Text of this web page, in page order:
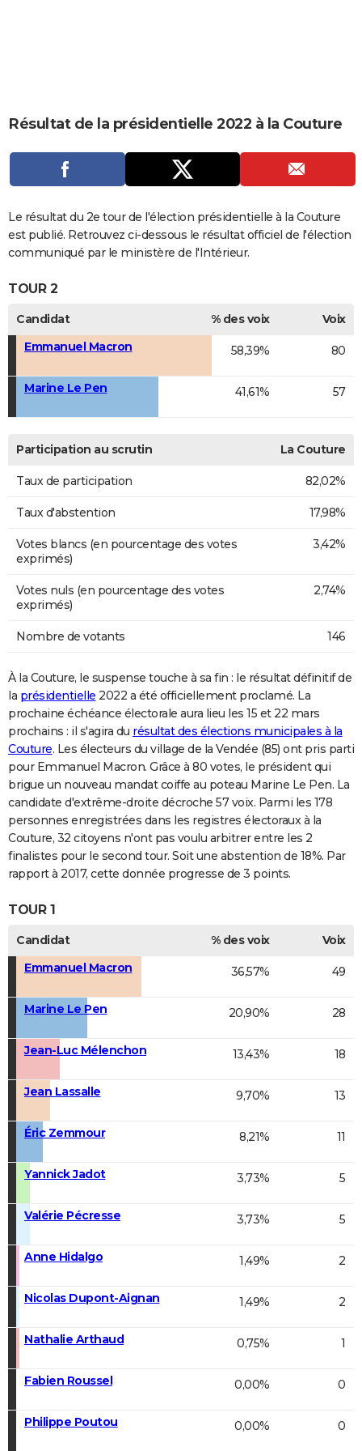
CARTE DE VOEUX
DICTIONNAIRE
Dictionnaire
Biographies
Expressions
Proverbes
PROGRAMME TV
COPAINS D'AVANT
S'inscrire
Se connecter
Lycées
Collèges
Primaires
Universités
Entreprises
Service militaire
Avis de recherche
AVIS DE DÉCÈS
FORUM
Bricolage
Culture
Television
Voyage
Résultat de la présidentielle 2022 à la Couture
Le résultat du 2e tour de l'élection présidentielle à la Couture
est publié. Retrouvez ci-dessous le résultat officiel de l'élection
communiqué par le ministère de l'Intérieur.
TOUR 2
Candidat % des voix
Voix
Emmanuel Macron
58,39% 80
Marine Le Pen 41,61% 57
Participation au scrutin La Couture
Taux de participation 82,02%
Taux d'abstention 17,98%
Votes blancs (en pourcentage des votes
exprimés)
3,42%
Votes nuls (en pourcentage des votes
exprimés)
2,74%
Nombre de votants 146
À la Couture, le suspense touche à sa fin : le résultat définitif de
la présidentielle 2022 a été officiellement proclamé. La
prochaine échéance électorale aura lieu les 15 et 22 mars
prochains : il s'agira du résultat des élections municipales à la
Couture. Les électeurs du village de la Vendée (85) ont pris parti
pour Emmanuel Macron. Grâce à 80 votes, le président qui
brigue un nouveau mandat coiffe au poteau Marine Le Pen. La
candidate d'extrême-droite décroche 57 voix. Parmi les 178
personnes enregistrées dans les registres électoraux à la
Couture, 32 citoyens n'ont pas voulu arbitrer entre les 2
finalistes pour le second tour. Soit une abstention de 18%. Par
rapport à 2017, cette donnée progresse de 3 points.
TOUR 1
Candidat % des voix
Voix
Emmanuel Macron
36,57% 49
Marine Le Pen 20,90% 28
Jean-Luc Mélenchon 13,43% 18
Jean Lassalle 9,70% 13
Éric Zemmour 8,21% 11
Yannick Jadot 3,73% 5
Valérie Pécresse 3,73% 5
Anne Hidalgo 1,49% 2
Nicolas Dupont-Aignan 1,49% 2
Nathalie Arthaud 0,75% 1
Fabien Roussel 0,00% 0
Philippe Poutou 0,00% 0